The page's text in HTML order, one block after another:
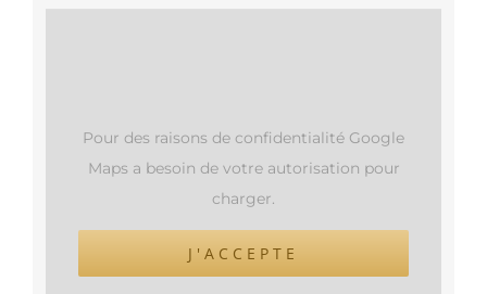
Pour des raisons de confidentialité Google
Maps a besoin de votre autorisation pour
charger.
J'ACCEPTE